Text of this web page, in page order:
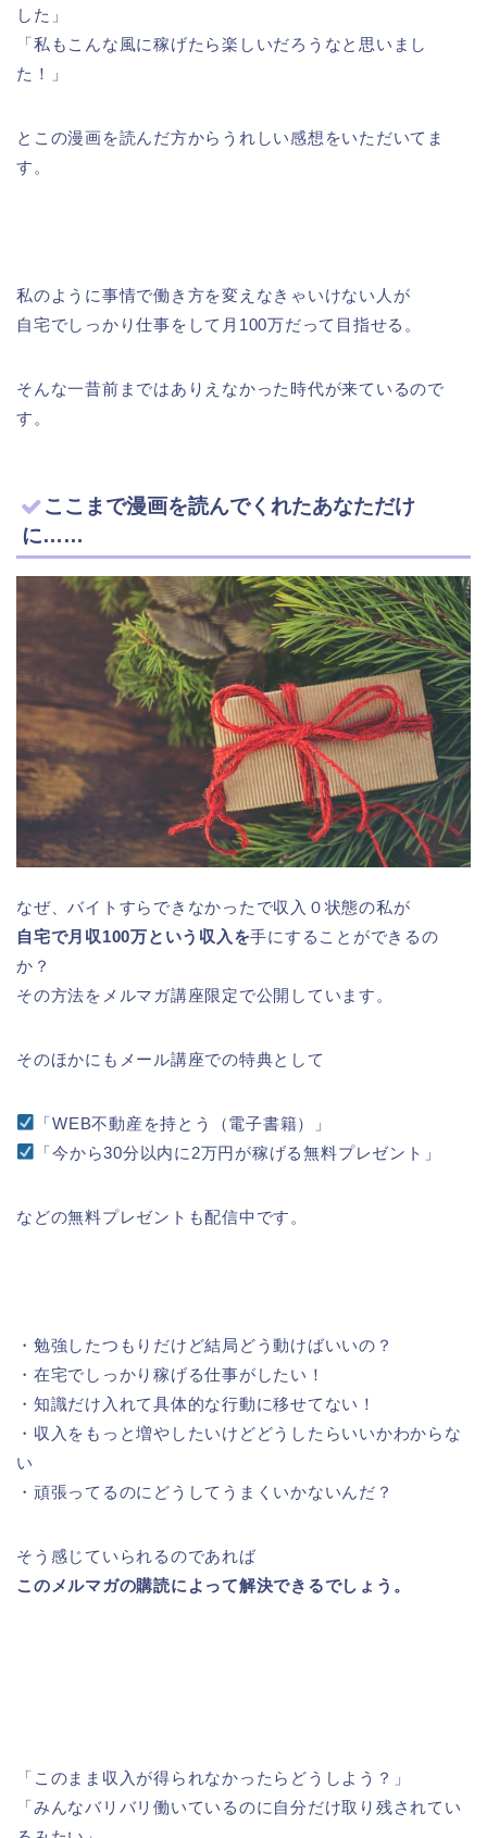
した」
「私もこんな風に稼げたら楽しいだろうなと思いまし
た！」
とこの漫画を読んだ方からうれしい感想をいただいてま
す。
私のように事情で働き方を変えなきゃいけない人が
自宅でしっかり仕事をして月100万だって目指せる。
そんな一昔前まではありえなかった時代が来ているので
す。
ここまで漫画を読んでくれたあなただけ
に……
なぜ、バイトすらできなかったで収入０状態の私が
自宅で月収100万という収入を手にすることができるの
か？
その方法をメルマガ講座限定で公開しています。
そのほかにもメール講座での特典として
「WEB不動産を持とう（電子書籍）」
「今から30分以内に2万円が稼げる無料プレゼント」
などの無料プレゼントも配信中です。
・勉強したつもりだけど結局どう動けばいいの？
・在宅でしっかり稼げる仕事がしたい！
・知識だけ入れて具体的な行動に移せてない！
・収入をもっと増やしたいけどどうしたらいいかわからな
い
・頑張ってるのにどうしてうまくいかないんだ？
そう感じていられるのであれば
このメルマガの購読によって解決できるでしょう。
「このまま収入が得られなかったらどうしよう？」
「みんなバリバリ働いているのに自分だけ取り残されてい